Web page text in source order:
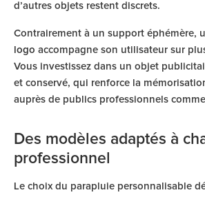
d’autres objets restent discrets.
Contrairement à un support éphémère,
logo accompagne son utilisateur sur
Vous investissez dans un objet
et conservé, qui renforce la
auprès de publics professionnels
Des modèles adaptés à
professionnel
Le choix du parapluie personnalisable